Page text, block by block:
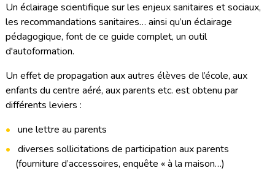
Un éclairage scientifique sur les enjeux sanitaires et sociaux,
les recommandations sanitaires… ainsi qu’un éclairage
pédagogique, font de ce guide complet, un outil
d'autoformation.
Un effet de propagation aux autres élèves de l’école, aux
enfants du centre aéré, aux parents etc. est obtenu par
différents leviers :
une lettre au parents
diverses sollicitations de participation aux parents
(fourniture d’accessoires, enquête « à la maison…)